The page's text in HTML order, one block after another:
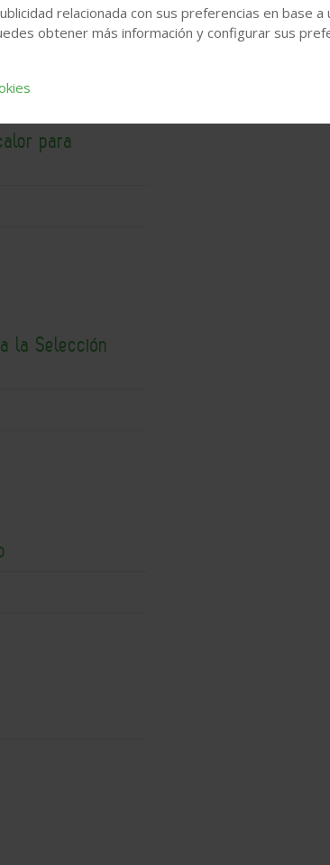
para
la Selección
relacionada con sus preferencias en base a
obtener más información y configurar sus